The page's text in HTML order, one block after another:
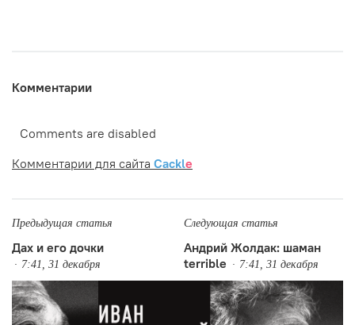
Комментарии
Comments are disabled
Комментарии для сайта Cackle
Предыдущая статья
Дах и его дочки
7:41, 31 декабря
Следующая статья
Андрий Жолдак: шаман
terrible
7:41, 31 декабря